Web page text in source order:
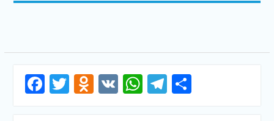
Facebook
Twitter
Odnoklassniki
VK WhatsApp
Telegram